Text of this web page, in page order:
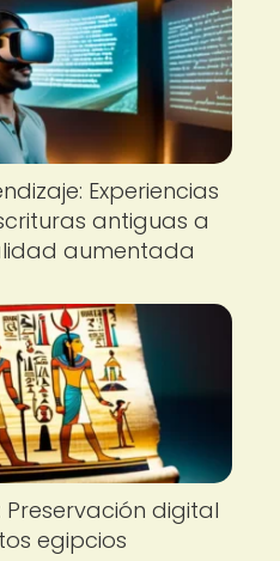
Experiencias
antiguas a
aumentada
digital
egipcios